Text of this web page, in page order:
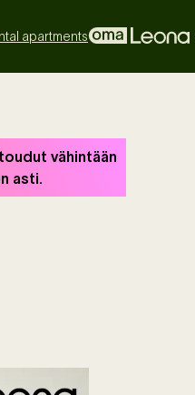
apartments
vähintään
asti.